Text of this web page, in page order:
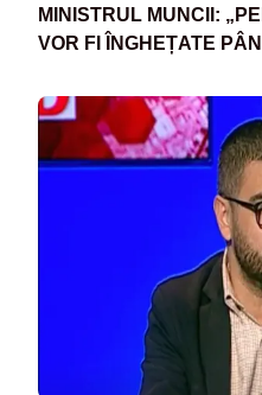
MINISTRUL MUNCII:
VOR FI ÎNGHEȚATE